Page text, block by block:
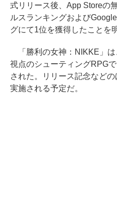
式リリース後、App Storeの
ルスランキングおよび
グにて1位を獲得したことを
「勝利の女神：NIKKE」は
視点のシューティングRPG
された。リリース記念など
実施される予定だ。